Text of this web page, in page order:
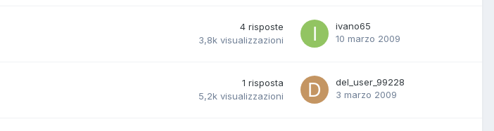
4 risposte
3,8k visualizzazioni
ivano65
10 marzo 2009
1 risposta
5,2k visualizzazioni
del_user_99228
3 marzo 2009